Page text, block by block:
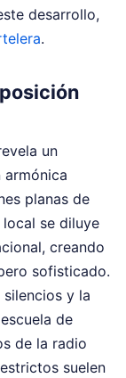
desarrollo,
.
un
planas de
se diluye
creando
sofisticado.
y la
de
de la radio
suelen